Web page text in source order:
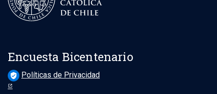
Encuesta Bicentenario
verified_user Políticas de Privacidad